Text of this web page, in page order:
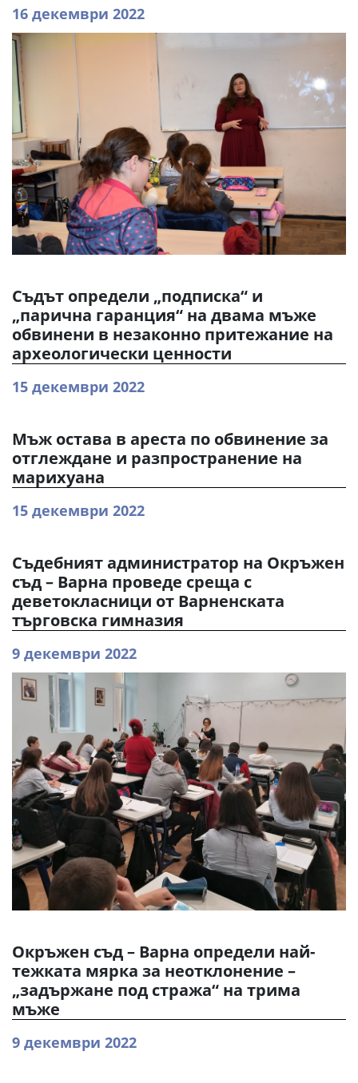
16 декември 2022
Съдът определи „подписка“ и
„парична гаранция“ на двама мъже
обвинени в незаконно притежание на
археологически ценности
15 декември 2022
Мъж остава в ареста по обвинение за
отглеждане и разпространение на
марихуана
15 декември 2022
Съдебният администратор на Окръжен
съд – Варна проведе среща с
деветокласници от Варненската
търговска гимназия
9 декември 2022
Окръжен съд – Варна определи най-
тежката мярка за неотклонение –
„задържане под стража“ на трима
мъже
9 декември 2022